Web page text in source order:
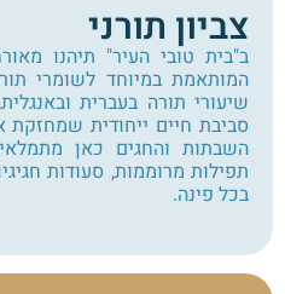
צביון תורני
ב"בית טובי העיר" תיהנו
המותאמת במיוחד לשומרי
שיעורי תורה בעברית
סביבת חיים ייחודית
השבתות והחגים כאן
תפילות מרוממות, סעודות
בכל פינה.